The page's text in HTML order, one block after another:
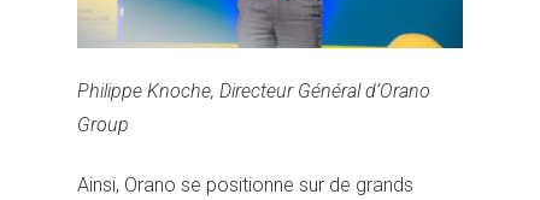
Philippe Knoche, Directeur Général d’Orano
Group
Ainsi, Orano se positionne sur de grands